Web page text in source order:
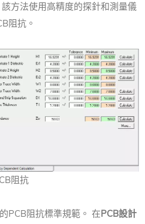
方法使用高精度的探針和測量儀
阻抗。
阻抗
PCB阻抗標準規範。 在PCB設計